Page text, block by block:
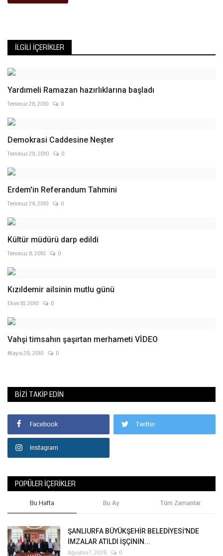
İLGILI İÇERIKLER
Yardımeli Ramazan hazırlıklarına başladı
Temmuz 28, 2010 0
Demokrasi Caddesine Neşter
Temmuz 29, 2010 0
Erdem'in Referandum Tahmini
Temmuz 24, 2010 0
Kültür müdürü darp edildi
Temmuz 8, 2010 0
Kızıldemir ailsinin mutlu günü
Ekim 18, 2010 0
Vahşi timsahın şaşırtan merhameti VİDEO
Mayıs 29, 2010 0
BIZI TAKIP EDIN
Facebook Twitter
Instagram
POPÜLER İÇERIKLER
Bu Hafta Bu Ay Tüm Zamanlar
ŞANLIURFA BÜYÜKŞEHİR BELEDİYESİ'NDE
İMZALAR ATILDI İŞÇİNİN...
Ağustos 7, 2026 0